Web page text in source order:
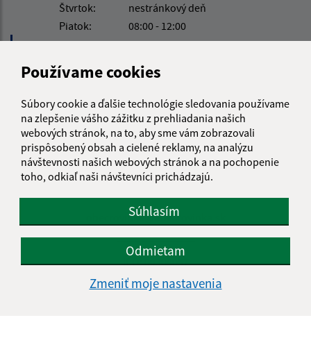
Používame cookies
Súbory cookie a ďalšie technológie sledovania používame
na zlepšenie vášho zážitku z prehliadania našich
webových stránok, na to, aby sme vám zobrazovali
prispôsobený obsah a cielené reklamy, na analýzu
návštevnosti našich webových stránok a na pochopenie
toho, odkiaľ naši návštevníci prichádzajú.
Súhlasím
Odmietam
Zmeniť moje nastavenia
Štvrtok:
nestránkový deň
Piatok:
08:00 - 12:00
Kontakt:
Obecný úrad Rovinka
Hlavná 350/95
obecrovinka@obecrovinka.sk
+421 245 985 218
IČO: 00305057